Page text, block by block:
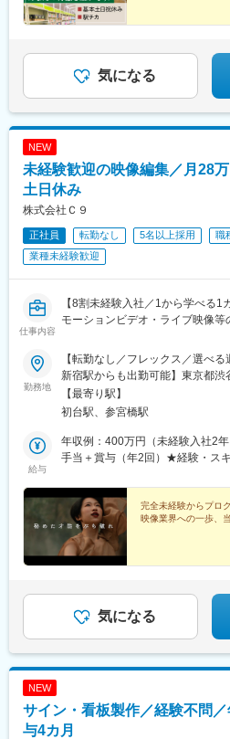
気になる
NEW
未経験歓迎の映像編集／月28
土日休み
株式会社Ｃ９
正社員 転勤なし 5名以上採用
職
業種未経験歓迎
仕事内容
【8割未経験入社／1から学べる
モーションビデオ・ライブ映像等
勤務地
【転勤なし／フレックス／選べ
新宿駅からも出勤可能】東京都
ミレニアム7F＜アクセス＞京王
線「参宮橋駅」から徒歩8分JR「
ド勤務から選択可能！
策（屋内全面禁煙）★選べる週
【最寄り駅】
初台駅、参宮橋駅
給与
年収例：400万円（未経験入社2
手当＋賞与（年2回）★経験・ス
完全未経験からプロ
映像業界への一歩、
気になる
NEW
サイン・看板製作／経験不問
与4カ月